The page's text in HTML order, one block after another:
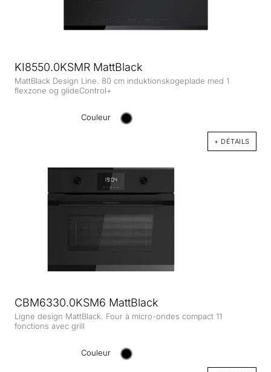
KI8550.0KSMR MattBlack
MattBlack Design Line. 80 cm induktionskogeplade med 1
flexzone og glideControl+
Couleur
+ DÉTAILS
CBM6330.0KSM6 MattBlack
Ligne design MattBlack. Four à micro-ondes compact 11
fonctions avec grill
Couleur